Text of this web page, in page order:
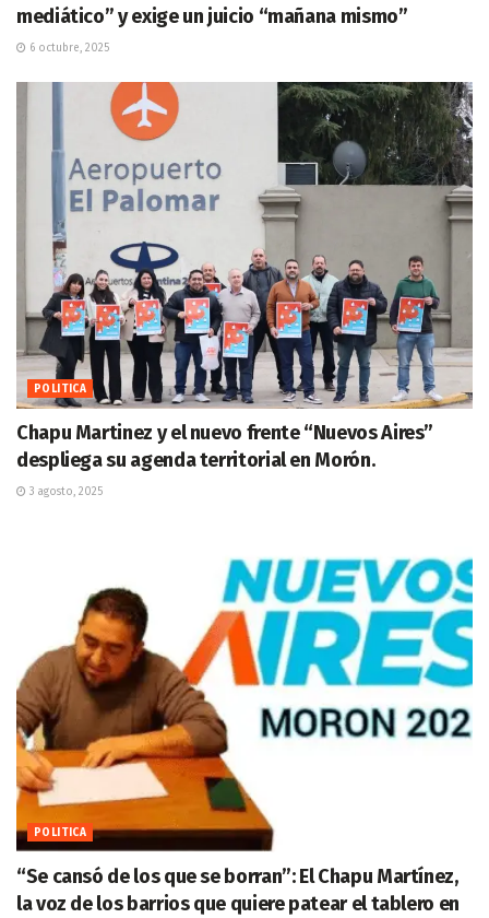
mediático” y exige un juicio “mañana mismo”
6 octubre, 2025
POLITICA
Chapu Martinez y el nuevo frente “Nuevos Aires”
despliega su agenda territorial en Morón.
3 agosto, 2025
POLITICA
“Se cansó de los que se borran”: El Chapu Martínez,
la voz de los barrios que quiere patear el tablero en